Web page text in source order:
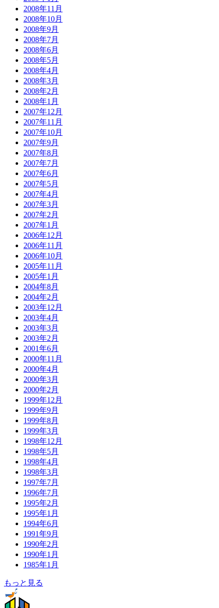
2008年11月
2008年10月
2008年9月
2008年7月
2008年6月
2008年5月
2008年4月
2008年3月
2008年2月
2008年1月
2007年12月
2007年11月
2007年10月
2007年9月
2007年8月
2007年7月
2007年6月
2007年5月
2007年4月
2007年3月
2007年2月
2007年1月
2006年12月
2006年11月
2006年10月
2005年11月
2005年1月
2004年8月
2004年2月
2003年12月
2003年4月
2003年3月
2003年2月
2001年6月
2000年11月
2000年4月
2000年3月
2000年2月
1999年12月
1999年9月
1999年8月
1999年3月
1998年12月
1998年5月
1998年4月
1998年3月
1997年7月
1996年7月
1995年2月
1995年1月
1994年6月
1991年9月
1990年2月
1990年1月
1985年1月
もっと見る